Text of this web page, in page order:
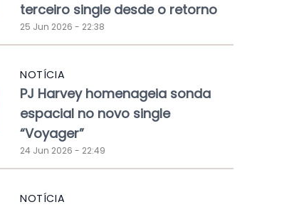
terceiro single desde o retorno
25 Jun 2026 - 22:38
NOTÍCIA
PJ Harvey homenageia sonda
espacial no novo single
“Voyager”
24 Jun 2026 - 22:49
NOTÍCIA